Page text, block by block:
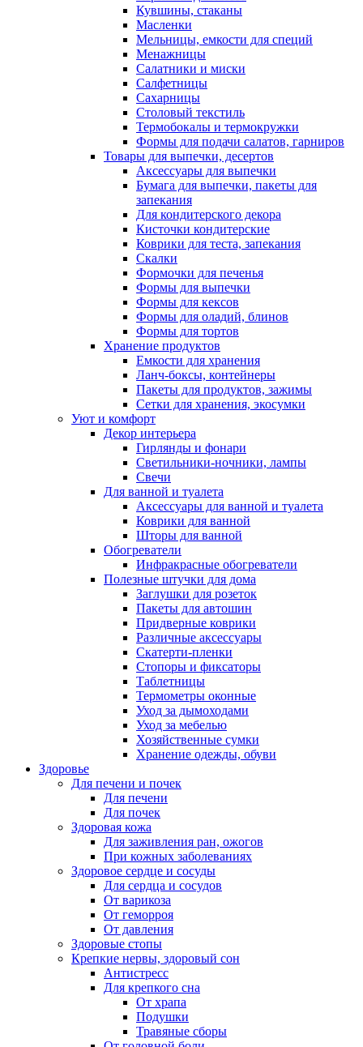
Кувшины, стаканы
Масленки
Мельницы, емкости для специй
Менажницы
Салатники и миски
Салфетницы
Сахарницы
Столовый текстиль
Термобокалы и термокружки
Формы для подачи салатов, гарниров
Товары для выпечки, десертов
Аксессуары для выпечки
Бумага для выпечки, пакеты для
запекания
Для кондитерского декора
Кисточки кондитерские
Коврики для теста, запекания
Скалки
Формочки для печенья
Формы для выпечки
Формы для кексов
Формы для оладий, блинов
Формы для тортов
Хранение продуктов
Емкости для хранения
Ланч-боксы, контейнеры
Пакеты для продуктов, зажимы
Сетки для хранения, экосумки
Уют и комфорт
Декор интерьера
Гирлянды и фонари
Светильники-ночники, лампы
Свечи
Для ванной и туалета
Аксессуары для ванной и туалета
Коврики для ванной
Шторы для ванной
Обогреватели
Инфракрасные обогреватели
Полезные штучки для дома
Заглушки для розеток
Пакеты для автошин
Придверные коврики
Различные аксессуары
Скатерти-пленки
Стопоры и фиксаторы
Таблетницы
Термометры оконные
Уход за дымоходами
Уход за мебелью
Хозяйственные сумки
Хранение одежды, обуви
Здоровье
Для печени и почек
Для печени
Для почек
Здоровая кожа
Для заживления ран, ожогов
При кожных заболеваниях
Здоровое сердце и сосуды
Для сердца и сосудов
От варикоза
От геморроя
От давления
Здоровые стопы
Крепкие нервы, здоровый сон
Антистресс
Для крепкого сна
От храпа
Подушки
Травяные сборы